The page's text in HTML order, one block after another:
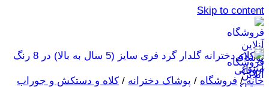
Skip to content
خانه / فروشگاه / پوشاک دخترانه / کلاه و دستکش و جوراب